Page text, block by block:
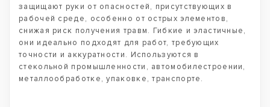
защищают руки от опасностей, присутствующих в
рабочей среде, особенно от острых элементов,
снижая риск получения травм. Гибкие и эластичные,
они идеально подходят для работ, требующих
точности и аккуратности. Используются в
стекольной промышленности, автомобилестроении,
металлообработке, упаковке, транспорте.